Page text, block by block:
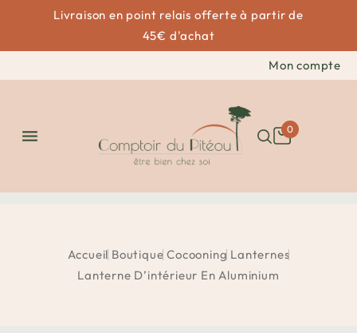
Livraison en point relais offerte à partir de
45€ d'achat
Mon compte
 0
Accueil Boutique Cocooning Lanternes
Lanterne D’intérieur En Aluminium